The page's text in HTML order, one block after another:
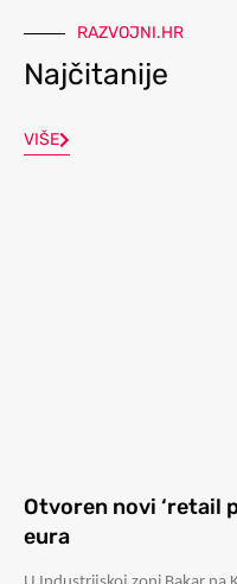
RAZVOJNI.HR
Najčitanije
VIŠE
Otvoren novi ‘retail
eura